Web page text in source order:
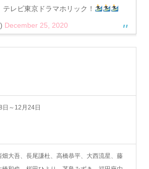
レビ東京ドラマホリック！
December 25, 2020
～12月24日
畑大吾、長尾謙杜、高橋恭平、大西流星、藤